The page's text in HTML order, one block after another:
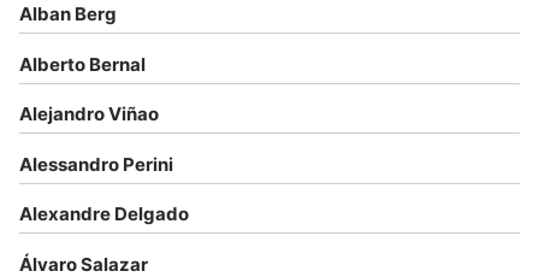
Alban Berg
Alberto Bernal
Alejandro Viñao
Alessandro Perini
Alexandre Delgado
Álvaro Salazar